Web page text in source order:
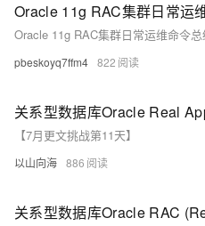
Oracle 11g RAC集群日常运
Oracle 11g RAC集群日常运维命令
pbeskoyq7ffm4 822
关系型数据库Oracle Real
【7月更文挑战第11天】
以山向海 886
关系型数据库Oracle RAC